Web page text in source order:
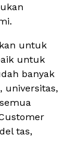
untuk
untuk
banyak
universitas,
tas,